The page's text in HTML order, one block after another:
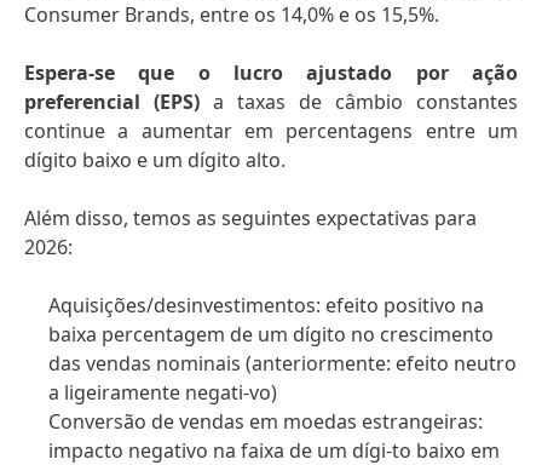
Consumer Brands, entre os 14,0% e os 15,5%.
Espera-se que o lucro ajustado por ação
preferencial (EPS) a taxas de câmbio constantes
continue a aumentar em percentagens entre um
dígito baixo e um dígito alto.
Além disso, temos as seguintes expectativas para
2026:
Aquisições/desinvestimentos: efeito positivo na
baixa percentagem de um dígito no crescimento
das vendas nominais (anteriormente: efeito neutro
a ligeiramente negati-vo)
Conversão de vendas em moedas estrangeiras:
impacto negativo na faixa de um dígi-to baixo em